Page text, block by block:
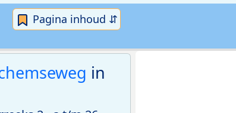
Pagina inhoud ⇵
in